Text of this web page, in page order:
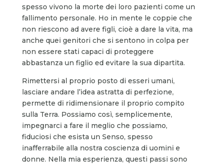
spesso vivono la morte dei loro pazienti come un
fallimento personale. Ho in mente le coppie che
non riescono ad avere figli, cioè a dare la vita, ma
anche quei genitori che si sentono in colpa per
non essere stati capaci di proteggere
abbastanza un figlio ed evitare la sua dipartita.
Rimettersi al proprio posto di esseri umani,
lasciare andare l’idea astratta di perfezione,
permette di ridimensionare il proprio compito
sulla Terra. Possiamo così, semplicemente,
impegnarci a fare il meglio che possiamo,
fiduciosi che esista un Senso, spesso
inafferrabile alla nostra coscienza di uomini e
donne. Nella mia esperienza, questi passi sono